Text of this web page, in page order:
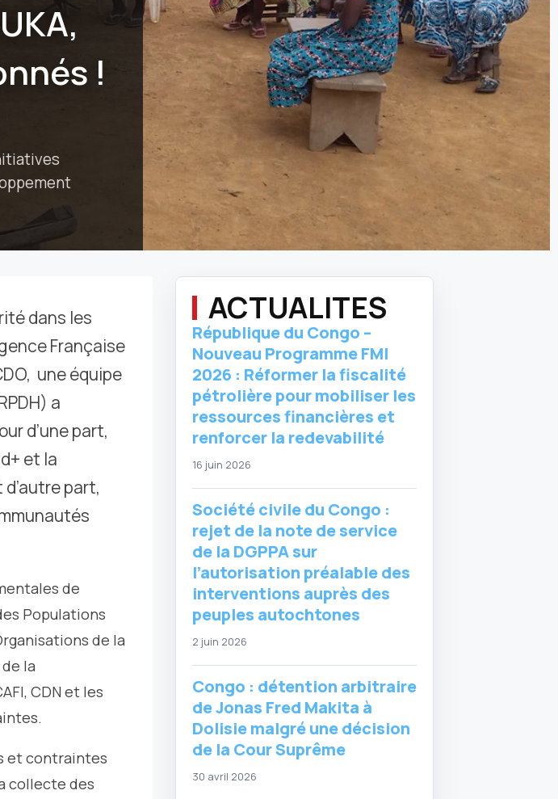
!
dans les
Française
une équipe
a
d’une part,
et la
part,
de
Populations
de la
la
CDN et les
et contraintes
collecte des
ACTUALITES
République du Congo –
Nouveau Programme FMI
2026 : Réformer la fiscalité
pétrolière pour mobiliser les
ressources financières et
renforcer la redevabilité
16 juin 2026
Société civile du Congo :
rejet de la note de service
de la DGPPA sur
l’autorisation préalable des
interventions auprès des
peuples autochtones
2 juin 2026
Congo : détention arbitraire
de Jonas Fred Makita à
Dolisie malgré une décision
de la Cour Suprême
30 avril 2026